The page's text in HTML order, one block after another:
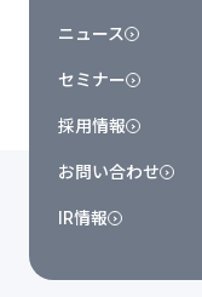
ニュース
セミナー
採用情報
お問い合わせ
IR情報